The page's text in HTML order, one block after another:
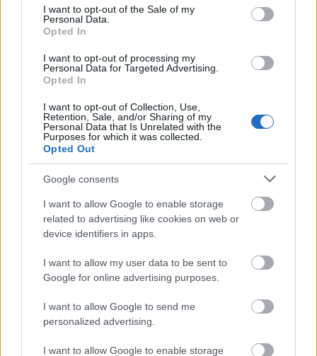
consent section.
I want to opt-out of the Sale of my
Personal Data.
Opted In
I want to opt-out of processing my
Personal Data for Targeted Advertising.
Opted In
I want to opt-out of Collection, Use,
Retention, Sale, and/or Sharing of my
Personal Data that Is Unrelated with the
Purposes for which it was collected.
Opted Out
Google consents
I want to allow Google to enable storage
related to advertising like cookies on web or
device identifiers in apps.
I want to allow my user data to be sent to
Google for online advertising purposes.
I want to allow Google to send me
personalized advertising.
I want to allow Google to enable storage
Άρσεναλ
Γιουβέντους
Μίλαν
Ίντερ
Μπάγερν Μονάχου
Παρί Σεν Ζερμέν
Διαβάστε περισσότερα στοreader.gr